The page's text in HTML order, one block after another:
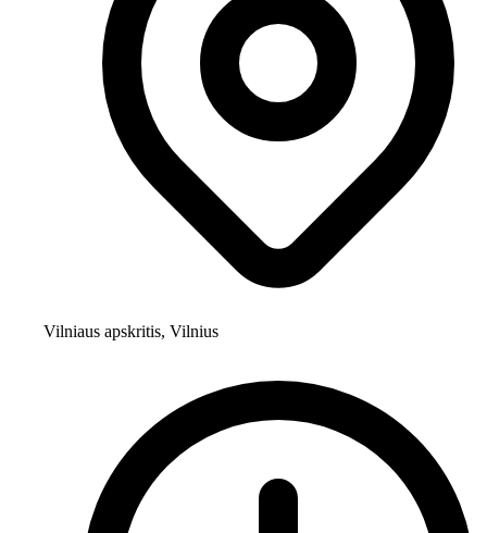
Vilniaus apskritis, Vilnius